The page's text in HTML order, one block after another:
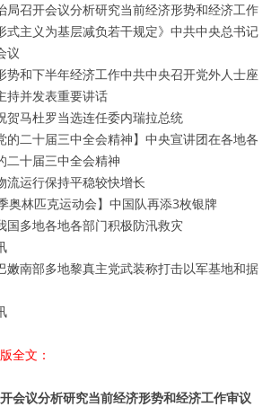
局召开会议分析研究当前经济形势和经济工作
式主义为基层减负若干规定》中共中央总书记
议
势和下半年经济工作中共中央召开党外人士座
持并发表重要讲话
贺马杜罗当选连任委内瑞拉总统
的二十届三中全会精神】中央宣讲团在各地各
二十届三中全会精神
流运行保持平稳较快增长
奥林匹克运动会】中国队再添3枚银牌
国多地各地各部门积极防汛救灾
嫩南部多地黎真主党武装称打击以军基地和据
全文：
会议分析研究当前经济形势和经济工作审议